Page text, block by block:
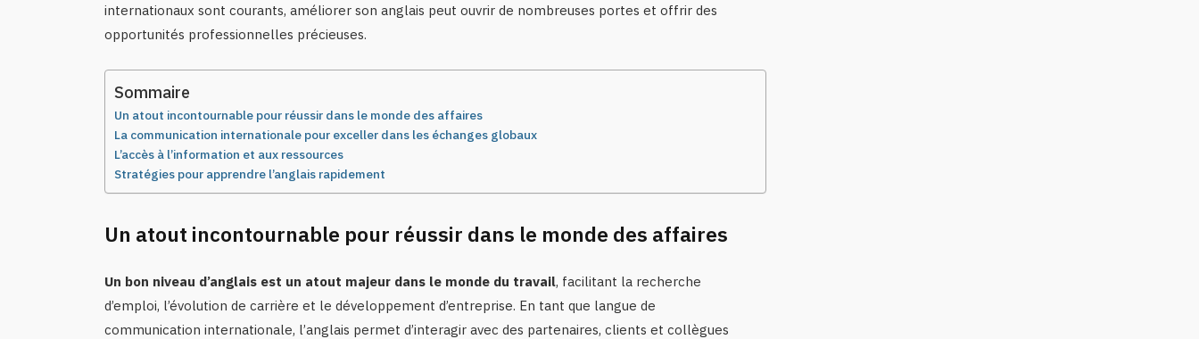
internationaux sont courants, améliorer son anglais peut ouvrir de nombreuses portes et offrir des
opportunités professionnelles précieuses.
Sommaire
Un atout incontournable pour réussir dans le monde des affaires
La communication internationale pour exceller dans les échanges globaux
L’accès à l’information et aux ressources
Stratégies pour apprendre l’anglais rapidement
Un atout incontournable pour réussir dans le monde des affaires
Un bon niveau d’anglais est un atout majeur dans le monde du travail, facilitant la recherche
d’emploi, l’évolution de carrière et le développement d’entreprise. En tant que langue de
communication internationale, l’anglais permet d’interagir avec des partenaires, clients et collègues